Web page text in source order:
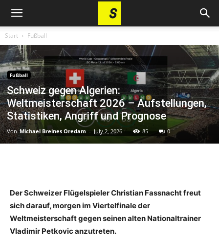
Start Fußball
Fußball
Schweiz gegen Algerien:
Weltmeisterschaft 2026 – Aufstellungen,
Statistiken, Angriff und Prognose
Von Michael Breines Oredam - July 2, 2026 85 0
Der Schweizer Flügelspieler Christian Fassnacht freut
sich darauf, morgen im Viertelfinale der
Weltmeisterschaft gegen seinen alten Nationaltrainer
Vladimir Petkovic anzutreten.